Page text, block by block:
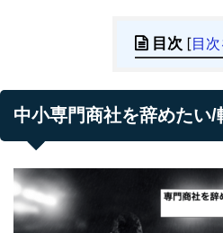
目次 [目次
中小専門商社を辞めたい/